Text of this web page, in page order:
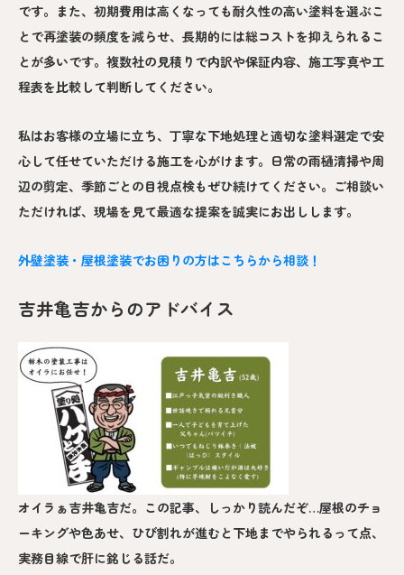
です。また、初期費用は高くなっても耐久性の高い塗料を選ぶこ
とで再塗装の頻度を減らせ、長期的には総コストを抑えられるこ
とが多いです。複数社の見積りで内訳や保証内容、施工写真や工
程表を比較して判断してください。
私はお客様の立場に立ち、丁寧な下地処理と適切な塗料選定で安
心して任せていただける施工を心がけます。日常の雨樋清掃や周
辺の剪定、季節ごとの目視点検もぜひ続けてください。ご相談い
ただければ、現場を見て最適な提案を誠実にお出しします。
外壁塗装・屋根塗装でお困りの方はこちらから相談！
吉井亀吉からのアドバイス
オイラぁ吉井亀吉だ。この記事、しっかり読んだぞ…屋根のチョ
ーキングや色あせ、ひび割れが進むと下地までやられるって点、
実務目線で肝に銘じる話だ。